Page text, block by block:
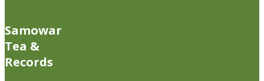
Samowar
Tea &
Records